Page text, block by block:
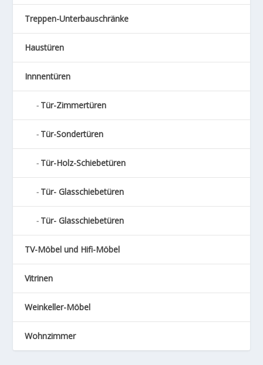
Treppen-Unterbauschränke
Haustüren
Innnentüren
Tür-Zimmertüren
Tür-Sondertüren
Tür-Holz-Schiebetüren
Tür- Glasschiebetüren
Tür- Glasschiebetüren
TV-Möbel und Hifi-Möbel
Vitrinen
Weinkeller-Möbel
Wohnzimmer